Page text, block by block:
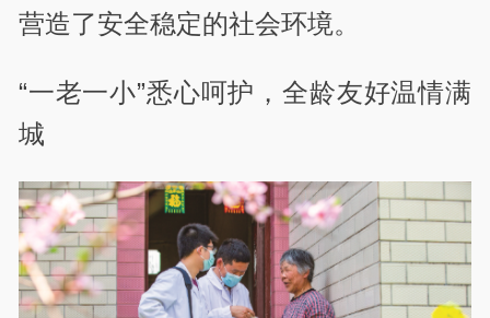
营造了安全稳定的社会环境。
“一老一小”悉心呵护，全龄友好温情满
城